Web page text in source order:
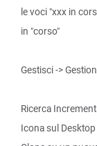
le voci "xxx in
in "corso"
Gestisci ->
Ricerca
Icona sul